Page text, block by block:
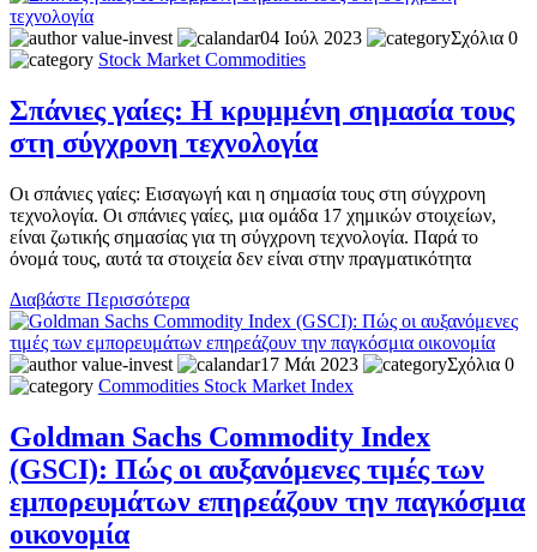
value-invest 04 Ιούλ 2023
Σχόλια 0
Stock Market Commodities
Σπάνιες γαίες: Η κρυμμένη σημασία τους
στη σύγχρονη τεχνολογία
Οι σπάνιες γαίες: Εισαγωγή και η σημασία τους στη σύγχρονη
τεχνολογία. Οι σπάνιες γαίες, μια ομάδα 17 χημικών στοιχείων,
είναι ζωτικής σημασίας για τη σύγχρονη τεχνολογία. Παρά το
όνομά τους, αυτά τα στοιχεία δεν είναι στην πραγματικότητα
Διαβάστε Περισσότερα
value-invest 17 Μάι 2023
Σχόλια 0
Commodities Stock Market Index
Goldman Sachs Commodity Index
(GSCI): Πώς οι αυξανόμενες τιμές των
εμπορευμάτων επηρεάζουν την παγκόσμια
οικονομία